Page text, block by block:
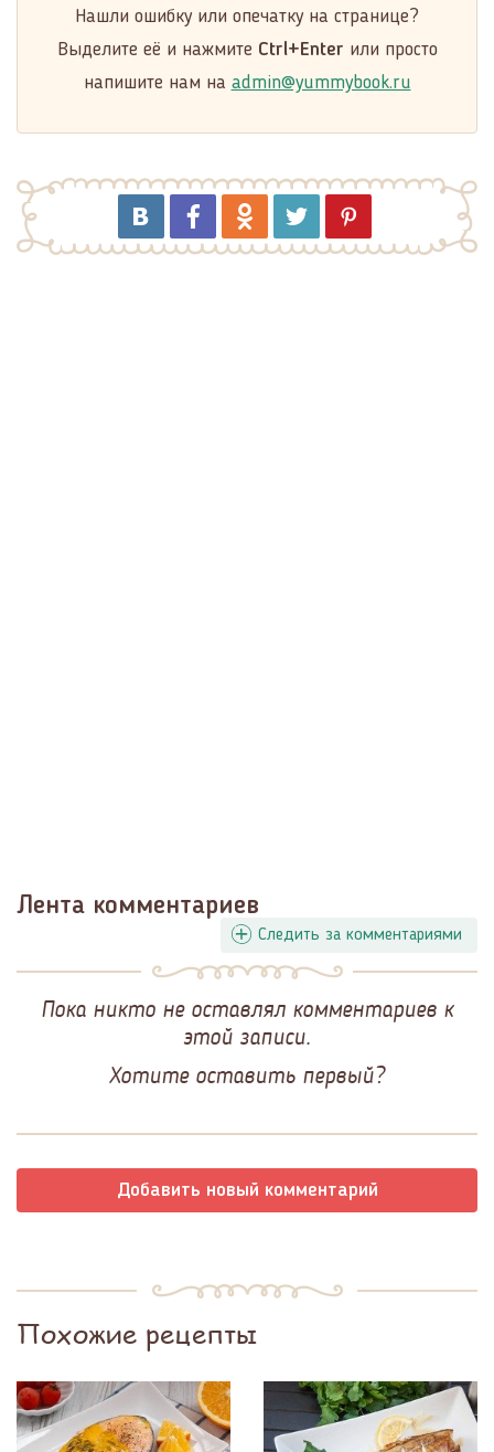
Нашли ошибку или опечатку на странице?
Выделите её и нажмите Ctrl+Enter или просто
напишите нам на admin@yummybook.ru
Лента комментариев
Следить за комментариями
Пока никто не оставлял комментариев к
этой записи.
Хотите оставить первый?
Добавить новый комментарий
Похожие рецепты